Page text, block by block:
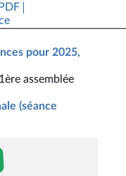
pour 2025,
assemblée
(séance